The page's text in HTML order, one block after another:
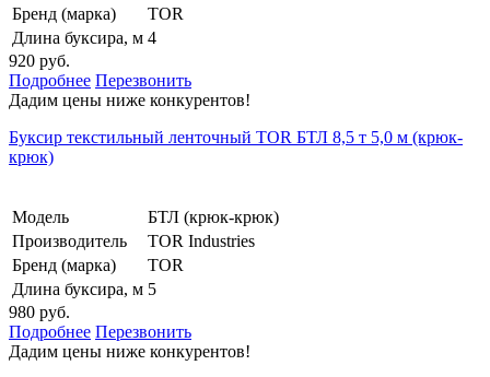
Бренд (марка)
TOR
Длина буксира, м 4
920 руб.
Подробнее Перезвонить
Дадим цены ниже конкурентов!
Буксир текстильный ленточный TOR БТЛ 8,5 т 5,0 м (крюк-
крюк)
Модель
БТЛ (крюк-крюк)
Производитель
TOR Industries
Бренд (марка)
TOR
Длина буксира, м 5
980 руб.
Подробнее Перезвонить
Дадим цены ниже конкурентов!